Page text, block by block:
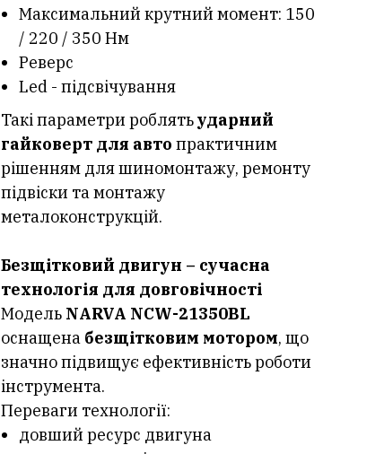
Максимальний крутний момент: 150
/ 220 / 350 Нм
Реверс
Led - підсвічування
Такі параметри роблятьударний
гайковерт для авто практичним
рішенням для шиномонтажу, ремонту
підвіски та монтажу
металоконструкцій.
Безщітковий двигун – сучасна
технологія для довговічності
Модель NARVA NCW-21350BL
оснащена безщітковим мотором, що
значно підвищує ефективність роботи
інструмента.
Переваги технології:
довший ресурс двигуна